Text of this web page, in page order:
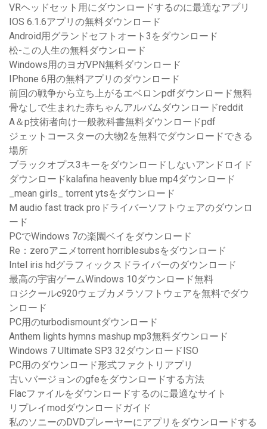
VRヘッドセット用にダウンロードするのに最適なアプリ
IOS 6.1.6アプリの無料ダウンロード
Android用グランドセフトオート3をダウンロード
松-この人生の無料ダウンロード
Windows用のヨガVPN無料ダウンロード
IPhone 6用の無料アプリのダウンロード
前回の戦争から立ち上がるエベロンpdfダウンロード無料
骨なしで生まれた赤ちゃんアルバムダウンロードreddit
A＆p技術者向け一般教科書無料ダウンロードpdf
ジェットコースターの大物2を無料でダウンロードできる
場所
ブラックオプス3キーをダウンロードしないアンドロイド
ダウンロードkalafina heavenly blue mp4ダウンロード
_mean girls_ torrent ytsをダウンロード
M audio fast track proドライバーソフトウェアのダウンロ
ード
PCでWindows 7の楽園ベイをダウンロード
Re：zeroアニメtorrent horriblesubsをダウンロード
Intel iris hdグラフィックスドライバーのダウンロード
最高の宇宙ゲームWindows 10ダウンロード無料
ロジクールc920ウェブカメラソフトウェアを無料でダウ
ンロード
PC用のturbodismountダウンロード
Anthem lights hymns mashup mp3無料ダウンロード
Windows 7 Ultimate SP3 32ダウンロードISO
PC用のダウンロード形式ファクトリアプリ
古いバージョンのgfeをダウンロードする方法
Flacファイルをダウンロードするのに最適なサイト
リプレイmodダウンロードガイド
私のソニーのDVDプレーヤーにアプリをダウンロードする